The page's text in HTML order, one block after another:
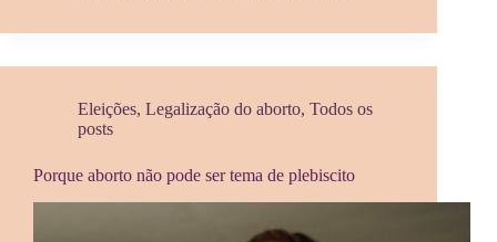
Eleições, Legalização do aborto, Todos os
posts
Porque aborto não pode ser tema de plebiscito